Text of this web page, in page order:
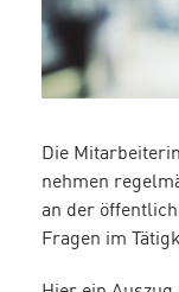
Die
nehmen
an der
Fragen im